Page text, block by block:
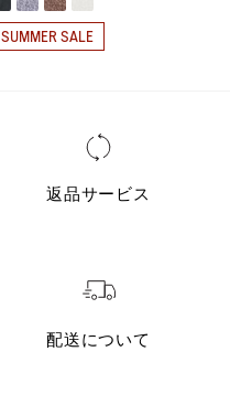
SUMMER SALE
返品サービス
配送について